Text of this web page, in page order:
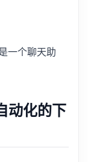
一个聊天助
动化的下